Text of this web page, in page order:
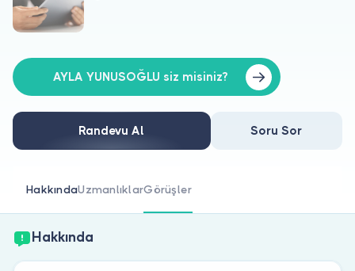
Hakkımızda
Doktorlar için
Doktor musunuz?
AYLA YUNUSOĞLU siz misiniz?
Randevu Al Soru Sor
HakkındaUzmanlıklarGörüşler
Hakkında